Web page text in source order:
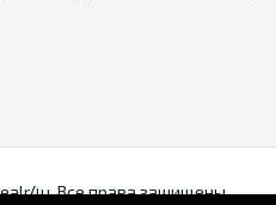
Все права зашищены.